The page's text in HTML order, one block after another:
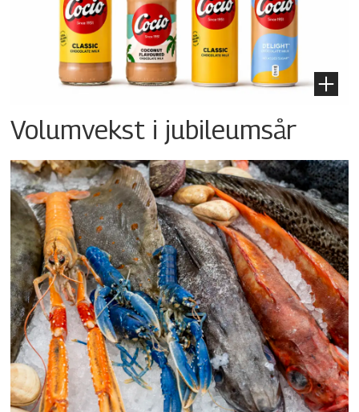
Volumvekst i jubileumsår